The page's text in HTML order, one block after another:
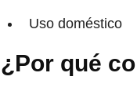
Uso doméstico
¿Por qué